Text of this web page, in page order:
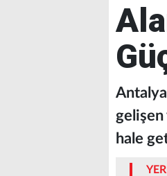
hale